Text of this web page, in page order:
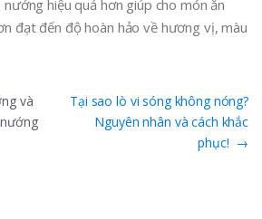
hiệu quả hơn giúp cho món ăn
đạt đến độ hoàn hảo về hương vị, màu
và
Tại sao lò vi sóng không nóng?
Nguyên nhân và cách khắc
phục! →